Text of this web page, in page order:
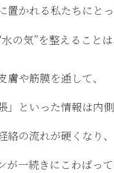
かれる私たちにとっ
の気”を整えること
や筋膜を通して、
」といった情報は内
の流れが硬くなり、
一続きにこわばって